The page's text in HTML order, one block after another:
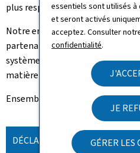
essentiels sont utilisés
et seront activés
acceptez. Consulter
confidentialité.
JE
GÉRER LES
plus respectueux de
Notre engagement est constant
partenariats stratégiques, nous
système de navigation aérienne
matière de responsabilité
Ensemble, nous transformons
DÉCLARATION